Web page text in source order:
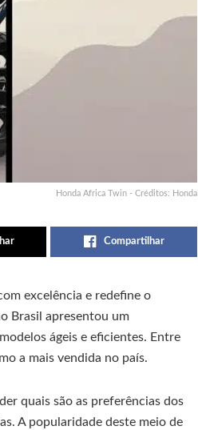
Honda Africa Twin - Créditos: Honda
Compartilhar
excelência e redefine o
Brasil apresentou um
ágeis e eficientes. Entre
a mais vendida no país.
quais são as preferências dos
A popularidade deste meio de